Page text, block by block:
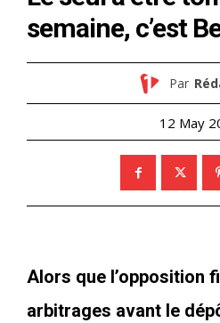
semaine, c’est
Par
12 May
Alors que l’opposition
arbitrages avant le